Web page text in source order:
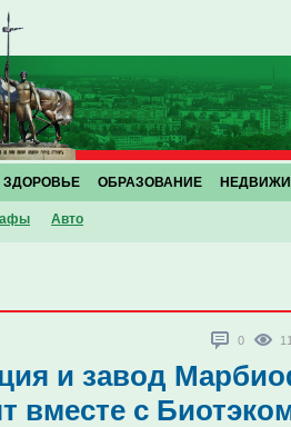
Авто
ЗДОРОВЬЕ ОБРАЗОВАНИЕ
0
и завод
вместе с